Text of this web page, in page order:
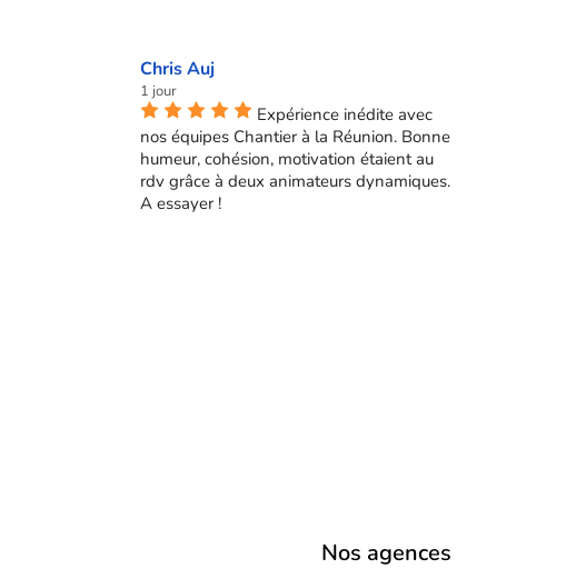
Chris Auj
1 jour
Expérience inédite avec
nos équipes Chantier à la Réunion. Bonne
humeur, cohésion, motivation étaient au
rdv grâce à deux animateurs dynamiques.
A essayer !
Nos agences